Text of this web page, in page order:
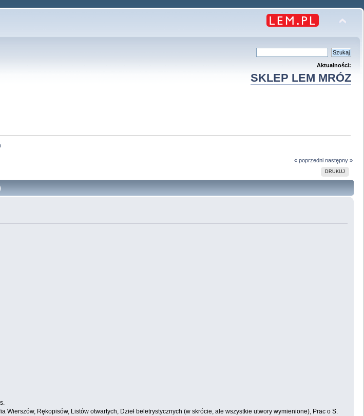
Aktualności:
SKLEP LEM MRÓZ
« poprzedni następny »
DRUKUJ
Rękopisów, Listów otwartych, Dzieł beletrystycznych (w skrócie, ale wszystkie utwory wymienione), Prac o S.